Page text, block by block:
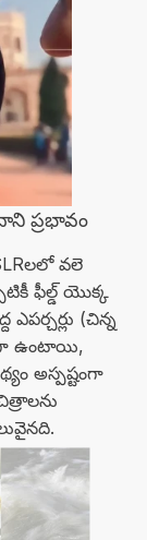
ప్రభావం
వలె
ఫీల్డ్ యొక్క
(చిన్న
ఉంటాయి,
అస్పష్టంగా